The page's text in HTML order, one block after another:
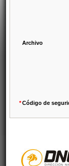
Archivo
*Código de